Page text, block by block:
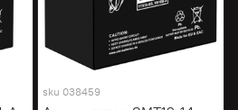
sku 038459